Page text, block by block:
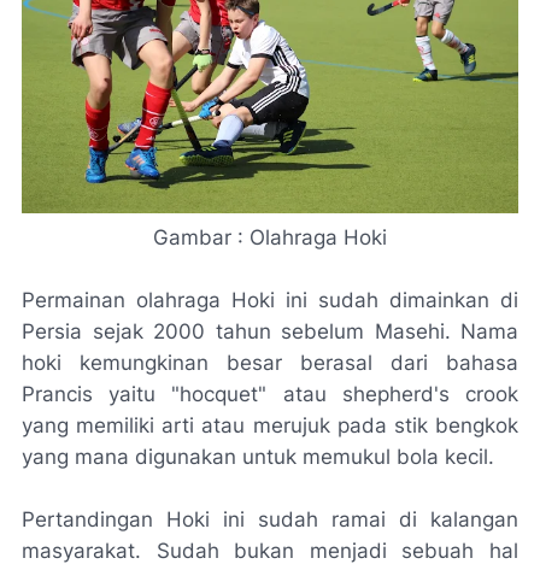
Gambar : Olahraga Hoki
Permainan olahraga Hoki ini sudah dimainkan di
Persia sejak 2000 tahun sebelum Masehi. Nama
hoki kemungkinan besar berasal dari bahasa
Prancis yaitu "hocquet" atau shepherd's crook
yang memiliki arti atau merujuk pada stik bengkok
yang mana digunakan untuk memukul bola kecil.
Pertandingan Hoki ini sudah ramai di kalangan
masyarakat. Sudah bukan menjadi sebuah hal